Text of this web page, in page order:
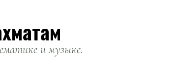
и музыке.